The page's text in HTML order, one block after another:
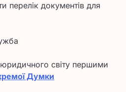
перелік документів для
світу першими
Думки